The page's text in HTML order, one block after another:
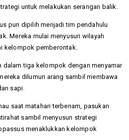
untuk melakukan serangan balik.
pun dipilih menjadi tim pendahulu
Mereka mulai menyusuri wilayah
kelompok pemberontak.
dalam tiga kelompok dengan menyamar
dilumuri arang sambil membawa
sapi.
saat matahari terbenam, pasukan
sambil menyusun strategi
menaklukkan kelompok